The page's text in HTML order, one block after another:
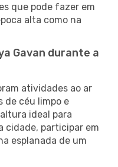
que pode fazer em
alta como na
Gavan durante a
atividades ao ar
de céu limpo e
ideal para
cidade, participar em
esplanada de um